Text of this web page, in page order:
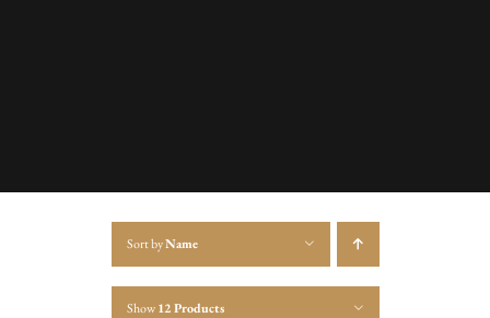
Sort byName
Show12 Products